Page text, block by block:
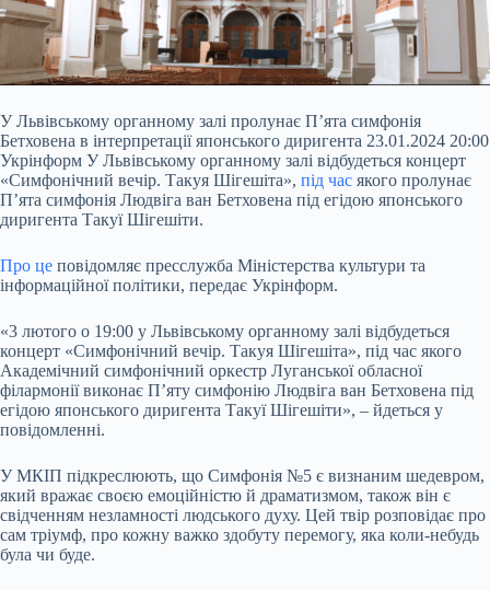
У Львівському органному залі пролунає П’ята симфонія
Бетховена в інтерпретації японського диригента 23.01.2024 20:00
Укрінформ У Львівському органному залі відбудеться концерт
«Симфонічний вечір. Такуя Шігешіта», під час якого пролунає
Пʼята симфонія Людвіга ван Бетховена під егідою японського
диригента Такуї Шігешіти.
Про це повідомляє пресслужба Міністерства культури та
інформаційної політики, передає Укрінформ.
«3 лютого о 19:00 у Львівському органному залі відбудеться
концерт «Симфонічний вечір. Такуя Шігешіта», під час якого
Академічний симфонічний оркестр Луганської обласної
філармонії виконає Пʼяту симфонію Людвіга ван Бетховена під
егідою японського диригента Такуї Шігешіти», – йдеться у
повідомленні.
У МКІП підкреслюють, що Симфонія №5 є визнаним шедевром,
який вражає своєю емоційністю й драматизмом, також він є
свідченням незламності людського духу. Цей твір розповідає про
сам тріумф, про кожну важко здобуту перемогу, яка коли-небудь
була чи буде.